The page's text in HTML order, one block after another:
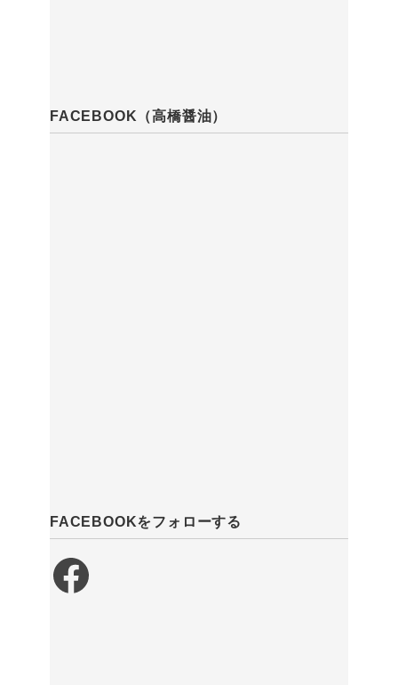
FACEBOOK（高橋醤油）
FACEBOOKをフォローする
Facebook